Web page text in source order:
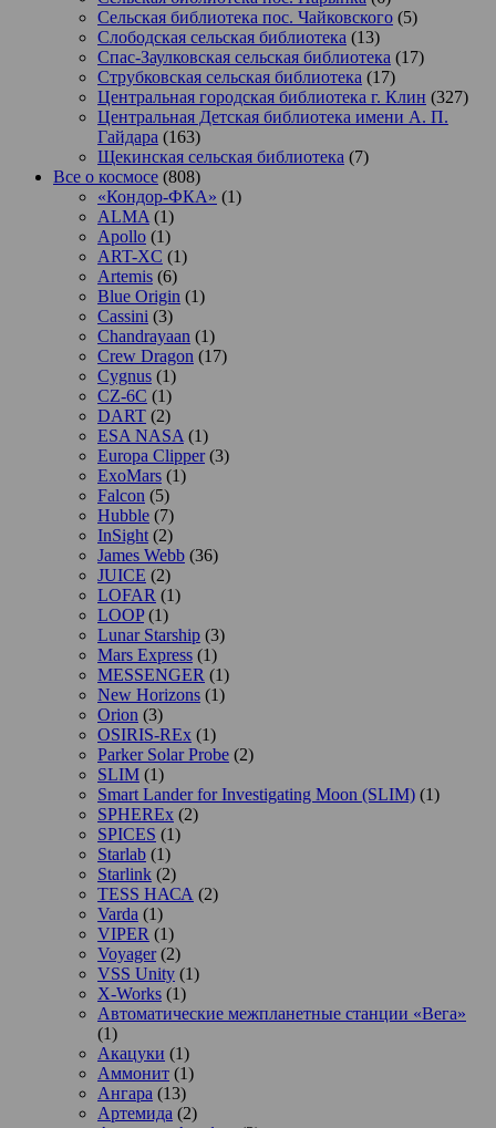
Сельская библиотека пос. Чайковского (5)
Слободская сельская библиотека (13)
Спас-Заулковская сельская библиотека (17)
Струбковская сельская библиотека (17)
Центральная городская библиотека г. Клин (327)
Центральная Детская библиотека имени А. П.
Гайдара (163)
Щекинская сельская библиотека (7)
Все о космосе (808)
«Кондор-ФКА» (1)
ALMA (1)
Apollo (1)
ART-XC (1)
Artemis (6)
Blue Origin (1)
Cassini (3)
Chandrayaan (1)
Crew Dragon (17)
Cygnus (1)
CZ-6C (1)
DART (2)
ESA NASA (1)
Europa Clipper(3)
ExoMars (1)
Falcon (5)
Hubble (7)
InSight (2)
James Webb (36)
JUICE (2)
LOFAR (1)
LOOP(1)
Lunar Starship (3)
Mars Express (1)
MESSENGER (1)
New Horizons (1)
Orion (3)
OSIRIS-REx (1)
Parker Solar Probe (2)
SLIM (1)
Smart Lander for Investigating Moon (SLIM) (1)
SPHEREx (2)
SPICES (1)
Starlab (1)
Starlink (2)
TESS НАСА (2)
Varda (1)
VIPER (1)
Voyager(2)
VSS Unity (1)
X-Works (1)
Автоматические межпланетные станции «Вега»
(1)
Акацуки (1)
Аммонит (1)
Ангара (13)
Артемида (2)